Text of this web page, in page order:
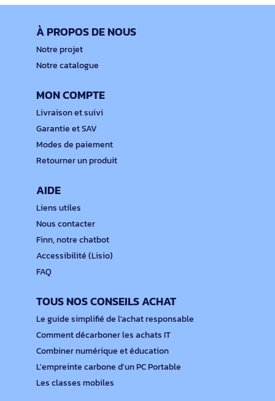
À PROPOS DE NOUS
Notre projet
Notre catalogue
MON COMPTE
Livraison et suivi
Garantie et SAV
Modes de paiement
Retourner un produit
AIDE
Liens utiles
Nous contacter
Finn, notre chatbot
Accessibilité (Lisio)
FAQ
TOUS NOS CONSEILS ACHAT
Le guide simplifié de l'achat responsable
Comment décarboner les achats IT
Combiner numérique et éducation
L'empreinte carbone d'un PC Portable
Les classes mobiles